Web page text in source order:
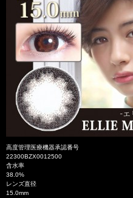
高度管理医療機器承認番号
22300BZX0012500
含水率
38.0%
レンズ直径
15.0mm